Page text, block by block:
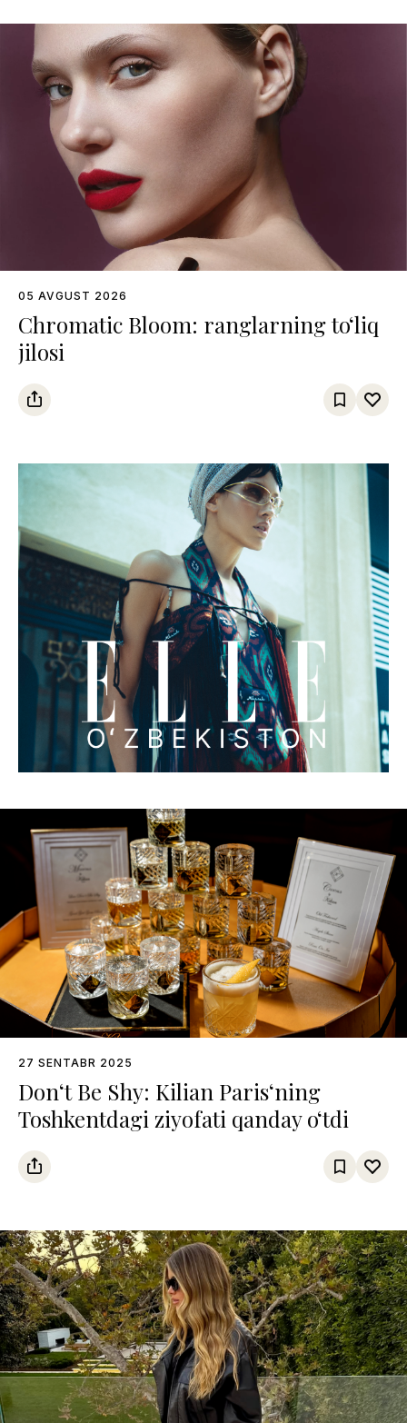
05 AVGUST 2026
Chromatic Bloom: ranglarning to‘liq
jilosi
27 SENTABR 2025
Don‘t Be Shy: Kilian Paris‘ning
Toshkentdagi ziyofati qanday o‘tdi